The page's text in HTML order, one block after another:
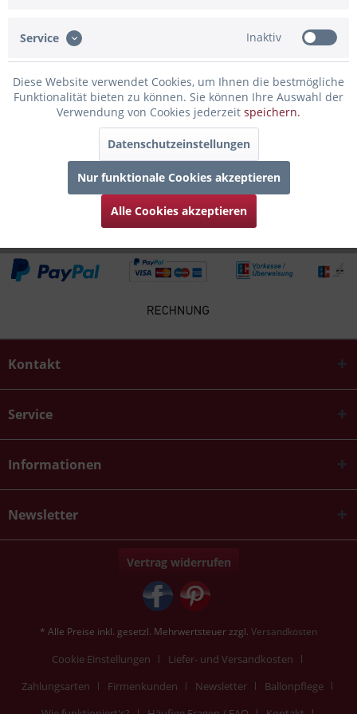
Infos zum Hersteller
Zubehör 2
Kunden kauften auch
Kunden haben sich ebenfalls angesehen
Kontakt
Service
Informationen
Newsletter
Vertrag widerrufen
* Alle Preise inkl. gesetzl. Mehrwertsteuer zzgl. Versandkosten
Cookie Einstellungen
Liefer- und Versandkosten
Zahlungsarten
Firmenkunden Newsletter
Ballonpflege
Service Inaktiv
Diese Website verwendet Cookies, um Ihnen die bestmögliche
Funktionalität bieten zu können. Sie können Ihre Auswahl der
Verwendung von Cookies jederzeit speichern.
Datenschutzeinstellungen
Nur funktionale Cookies akzeptieren
Alle Cookies akzeptieren